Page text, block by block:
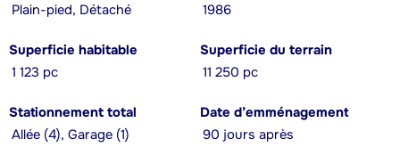
Plain-pied, Détaché
1986
Superficie habitable
1 123 pc
Superficie du terrain
11 250 pc
Stationnement total
Allée (4), Garage (1)
Date d’emménagement
90 jours après